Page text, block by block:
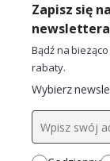
Zapisz się
Bądź na
rabaty.
Wybierz